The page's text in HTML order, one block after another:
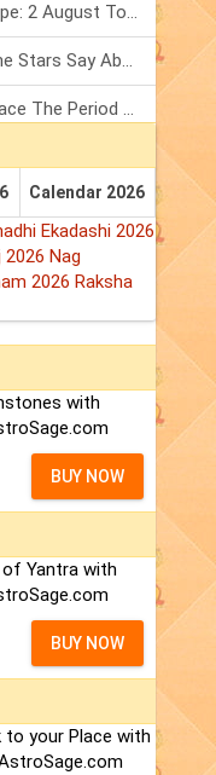
Numerology Weekly Horoscope: 2 August To 8 August, 2026
Friendship Day 2026: What The Stars Say About Your Best Friend!
Mars Transit In Gemini: Embrace The Period Full Of Energy & Intelligence
Calendar 2026
Ekadashi 2026
2026 Nag
2026 Raksha
with
BUY NOW
of Yantra with
BUY NOW
to your Place with